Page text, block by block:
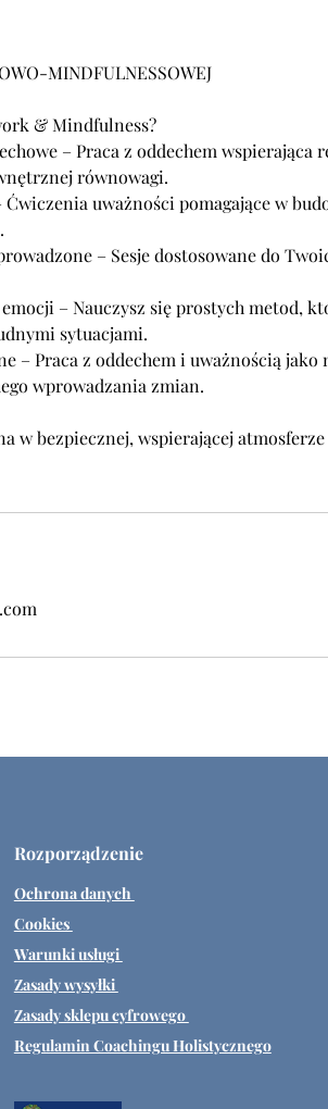
MINDFULNESSOWEJ
& Mindfulness?
– Praca z oddechem wspierająca
równowagi.
uważności pomagające w
– Sesje dostosowane do
– Nauczysz się prostych metod,
sytuacjami.
– Praca z oddechem i uważnością jako
wprowadzania zmian.
w bezpiecznej, wspierającej
Rozporządzenie
Ochrona danych
Cookies
Warunki usługi
Zasady wysyłki
Zasady sklepu cyfrowego
Regulamin Coachingu Holistycznego